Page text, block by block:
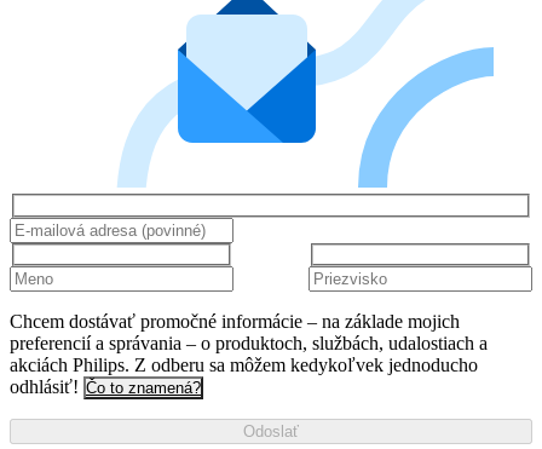
Chcem dostávať promočné informácie – na základe mojich
preferencií a správania – o produktoch, službách, udalostiach a
akciách Philips. Z odberu sa môžem kedykoľvek jednoducho
odhlásiť! Čo to znamená?
Odoslať